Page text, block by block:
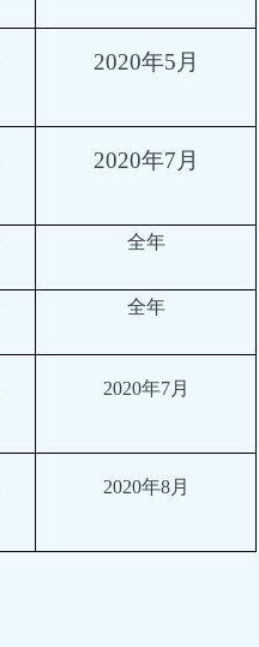
2020年5月
2020年7月
全年
全年
2020年7月
2020年8月